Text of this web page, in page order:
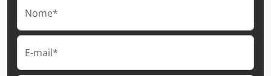
Nome*
E-mail*